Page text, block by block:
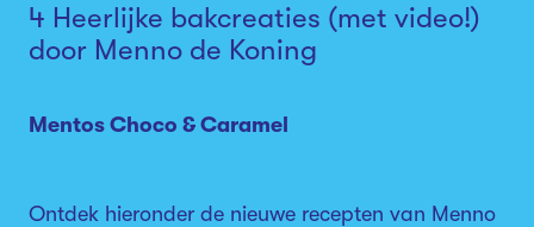
4 Heerlijke bakcreaties (met video!)
door Menno de Koning
Mentos Choco & Caramel
Ontdek hieronder de nieuwe recepten van Menno